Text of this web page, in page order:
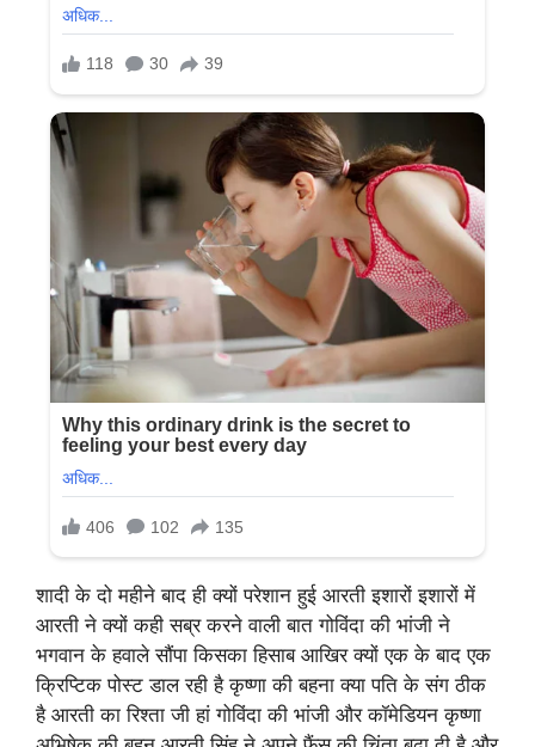
शादी के दो महीने बाद ही क्यों परेशान हुई आरती इशारों इशारों में
आरती ने क्यों कही सब्र करने वाली बात गोविंदा की भांजी ने
भगवान के हवाले सौंपा किसका हिसाब आखिर क्यों एक के बाद एक
क्रिप्टिक पोस्ट डाल रही है कृष्णा की बहना क्या पति के संग ठीक
है आरती का रिश्ता जी हां गोविंदा की भांजी और कॉमेडियन कृष्णा